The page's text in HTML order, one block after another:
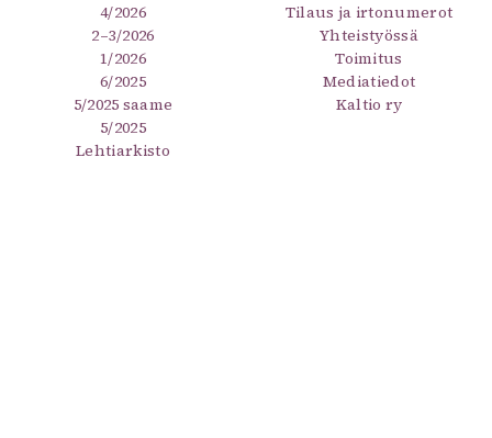
4/2026
2–3/2026
1/2026
6/2025
5/2025 saame
5/2025
Lehtiarkisto
Tilaus ja irtonumerot
Yhteistyössä
Toimitus
Mediatiedot
Kaltio ry